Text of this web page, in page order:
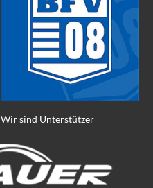
Wir sind Unterstützer